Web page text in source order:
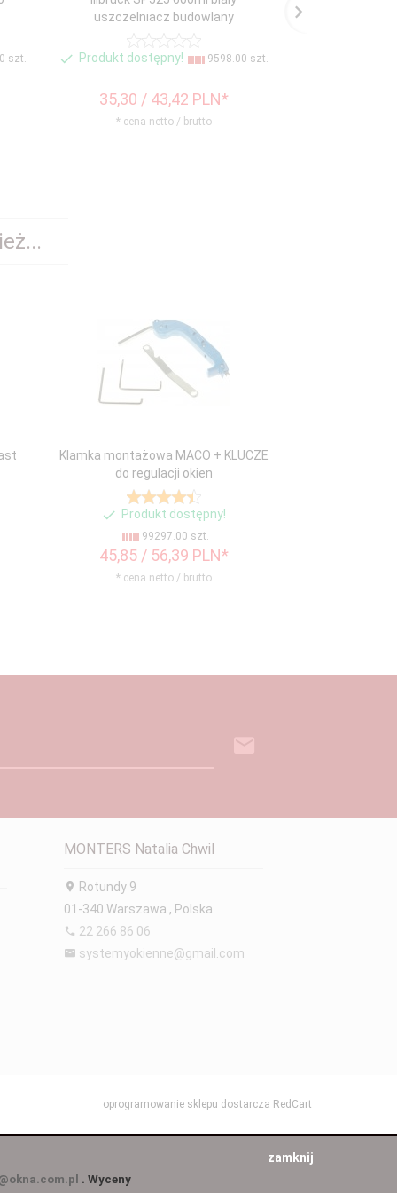
szt.
uszczelniacz budowlany
Produkt dostępny! 9598.00 szt.
35,30 / 43,42 PLN*
* cena netto / brutto
Klamka montażowa MACO + KLUCZE
do regulacji okien
Produkt dostępny!
99297.00 szt.
45,85 / 56,39 PLN*
* cena netto / brutto
MONTERS Natalia Chwil
Rotundy 9
01-340 Warszawa , Polska
22 266 86 06
systemyokienne@gmail.com
oprogramowanie sklepu dostarcza RedCart
. Wyceny
zamknij